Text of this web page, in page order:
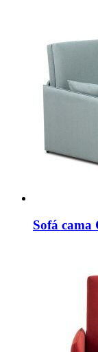
Sofá cama